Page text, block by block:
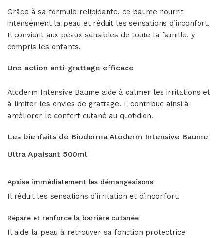
Grâce à sa formule relipidante, ce baume nourrit
intensément la peau et réduit les sensations d’inconfort.
Il convient aux peaux sensibles de toute la famille, y
compris les enfants.
Une action anti-grattage efficace
Atoderm Intensive Baume aide à calmer les irritations et
à limiter les envies de grattage. Il contribue ainsi à
améliorer le confort cutané au quotidien.
Les bienfaits de Bioderma Atoderm Intensive Baume
Ultra Apaisant 500ml
Apaise immédiatement les démangeaisons
Il réduit les sensations d’irritation et d’inconfort.
Répare et renforce la barrière cutanée
Il aide la peau à retrouver sa fonction protectrice